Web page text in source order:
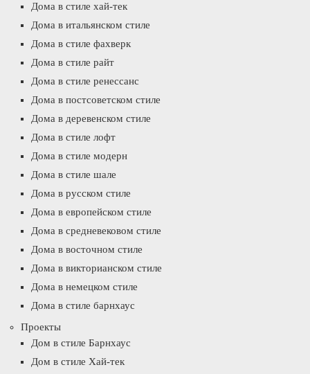
Дома в стиле хай-тек
Дома в итальянском стиле
Дома в стиле фахверк
Дома в стиле райт
Дома в стиле ренессанс
Дома в постсоветском стиле
Дома в деревенском стиле
Дома в стиле лофт
Дома в стиле модерн
Дома в стиле шале
Дома в русском стиле
Дома в европейском стиле
Дома в средневековом стиле
Дома в восточном стиле
Дома в викторианском стиле
Дома в немецком стиле
Дома в стиле барнхаус
Проекты
Дом в стиле Барнхаус
Дом в стиле Хай-тек